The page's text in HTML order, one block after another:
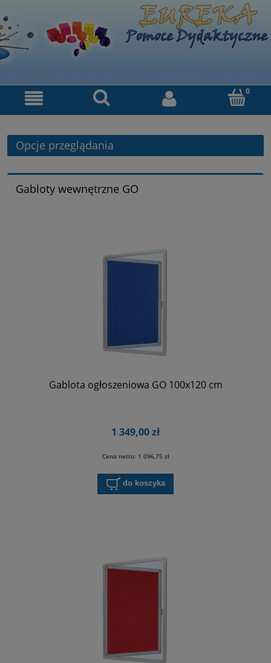
Opcje przeglądania
Gabloty wewnętrzne GO
Gablota ogłoszeniowa GO 100x120 cm
1 349,00 zł
Cena netto: 1 096,75 zł
do koszyka